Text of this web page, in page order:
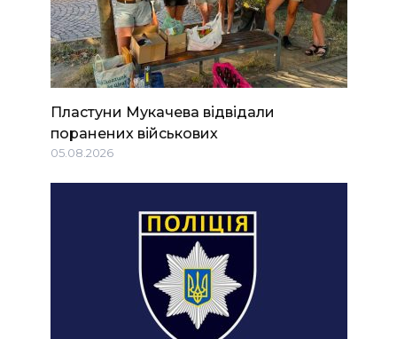
Пластуни Мукачева відвідали
поранених військових
05.08.2026